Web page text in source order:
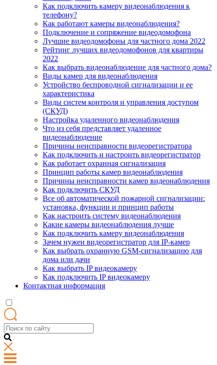
Как подключить камеру видеонаблюдения к
телефону?
Как работают камеры видеонаблюдения?
Подключение и сопряжение видеодомофона
Лучшие видеодомофоны для частного дома 2022
Рейтинг лучших видеодомофонов для квартиры
2022
Как выбрать видеонаблюдение для частного дома?
Виды камер для видеонаблюдения
Устройство беспроводной сигнализации и ее
характеристика
Виды систем контроля и управления доступом
(СКУД)
Настройка удаленного видеонаблюдения
Что из себя представляет удаленное
видеонаблюдение
Причины неисправности видеорегистратора
Как подключить и настроить видеорегистратор
Как работает охранная сигнализация
Принцип работы камер видеонаблюдения
Причины неисправности камер видеонаблюдения
Как подключить СКУД
Все об автоматической пожарной сигнализации:
установка, функции и принцип работы
Как настроить систему видеонаблюдения
Какие камеры видеонаблюдения лучше
Как подключить камеру видеонаблюдения
Зачем нужен видеорегистратор для IP-камер
Как выбрать охранную GSM-сигнализацию для
дома или дачи
Как выбрать IP видеокамеру
Как подключить IP видеокамеру
Контактная информация